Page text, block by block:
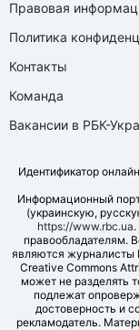
Правовая
Политика
Контакты
Команда
Вакансии в РБК-
Идентификатор
Информационный
(украинскую,
https://www.rbc.ua
правообладателям.
являются журналисты
Creative Commons
может не разделять
подлежат
достоверность и
рекламодатель.